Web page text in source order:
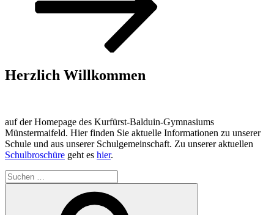
Herzlich Willkommen
auf der Homepage des Kurfürst-Balduin-Gymnasiums
Münstermaifeld. Hier finden Sie aktuelle Informationen zu unserer
Schule und aus unserer Schulgemeinschaft. Zu unserer aktuellen
Schulbroschüre geht es hier.
Suchen
nach: